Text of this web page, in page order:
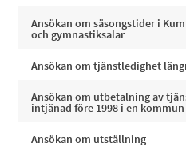
Ansökan om säsongstider i
och gymnastiksalar
Ansökan om tjänstledighet
Ansökan om utbetalning av
intjänad före 1998 i en kommun
Ansökan om utställning